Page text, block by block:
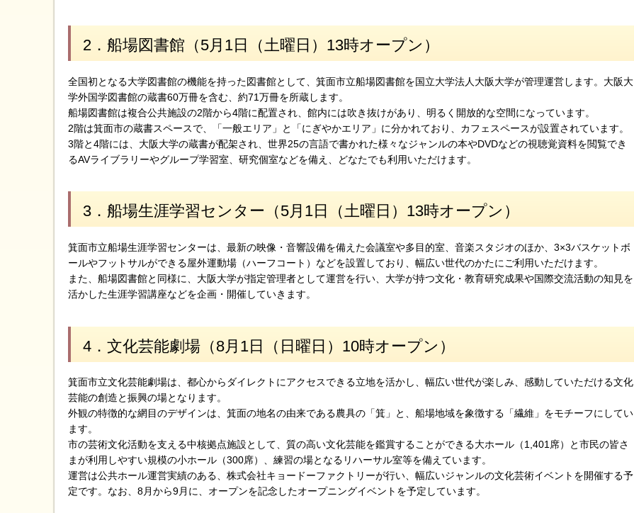
2．船場図書館（5月1日（土曜日）13時オープン）
全国初となる大学図書館の機能を持った図書館として、箕面市立船場図書館を国立大学法人大阪大学が管理運営します。大阪大
学外国学図書館の蔵書60万冊を含む、約71万冊を所蔵します。
船場図書館は複合公共施設の2階から4階に配置され、館内には吹き抜けがあり、明るく開放的な空間になっています。
2階は箕面市の蔵書スペースで、「一般エリア」と「にぎやかエリア」に分かれており、カフェスペースが設置されています。
3階と4階には、大阪大学の蔵書が配架され、世界25の言語で書かれた様々なジャンルの本やDVDなどの視聴覚資料を閲覧でき
るAVライブラリーやグループ学習室、研究個室などを備え、どなたでも利用いただけます。
3．船場生涯学習センター（5月1日（土曜日）13時オープン）
箕面市立船場生涯学習センターは、最新の映像・音響設備を備えた会議室や多目的室、音楽スタジオのほか、3×3バスケットボ
ールやフットサルができる屋外運動場（ハーフコート）などを設置しており、幅広い世代のかたにご利用いただけます。
また、船場図書館と同様に、大阪大学が指定管理者として運営を行い、大学が持つ文化・教育研究成果や国際交流活動の知見を
活かした生涯学習講座などを企画・開催していきます。
4．文化芸能劇場（8月1日（日曜日）10時オープン）
箕面市立文化芸能劇場は、都心からダイレクトにアクセスできる立地を活かし、幅広い世代が楽しみ、感動していただける文化
芸能の創造と振興の場となります。
外観の特徴的な網目のデザインは、箕面の地名の由来である農具の「箕」と、船場地域を象徴する「繊維」をモチーフにしてい
ます。
市の芸術文化活動を支える中核拠点施設として、質の高い文化芸能を鑑賞することができる大ホール（1,401席）と市民の皆さ
まが利用しやすい規模の小ホール（300席）、練習の場となるリハーサル室等を備えています。
運営は公共ホール運営実績のある、株式会社キョードーファクトリーが行い、幅広いジャンルの文化芸術イベントを開催する予
定です。なお、8月から9月に、オープンを記念したオープニングイベントを予定しています。